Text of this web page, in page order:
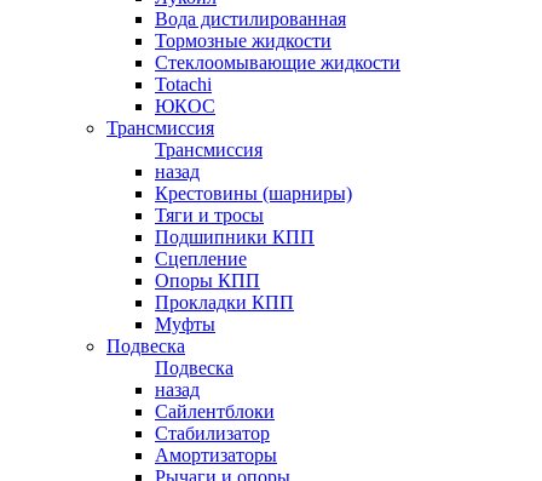
Вода дистилированная
Тормозные жидкости
Стеклоомывающие жидкости
Totachi
ЮКОС
Трансмиссия
Трансмиссия
назад
Крестовины (шарниры)
Тяги и тросы
Подшипники КПП
Сцепление
Опоры КПП
Прокладки КПП
Муфты
Подвеска
Подвеска
назад
Сайлентблоки
Стабилизатор
Амортизаторы
Рычаги и опоры